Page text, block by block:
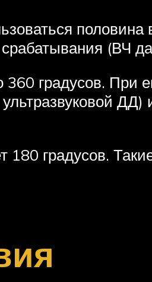
(ВЧ
градусов. При
180 градусов.